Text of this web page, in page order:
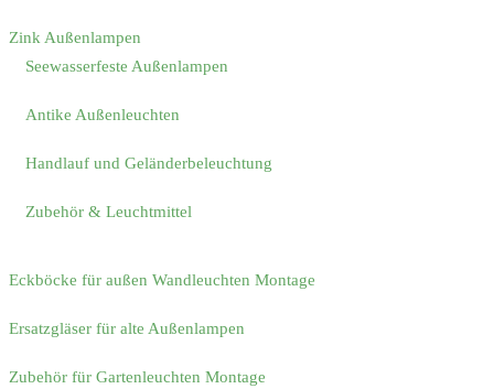
Zink Außenlampen
Seewasserfeste Außenlampen
Antike Außenleuchten
Handlauf und Geländerbeleuchtung
Zubehör & Leuchtmittel
Eckböcke für außen Wandleuchten Montage
Ersatzgläser für alte Außenlampen
Zubehör für Gartenleuchten Montage